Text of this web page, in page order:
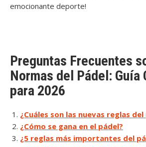
emocionante deporte!
Preguntas Frecuentes
Normas del Pádel: Guía
para 2026
¿Cuáles son las nuevas reglas
¿Cómo se gana en el pádel?
¿5 reglas más importantes del